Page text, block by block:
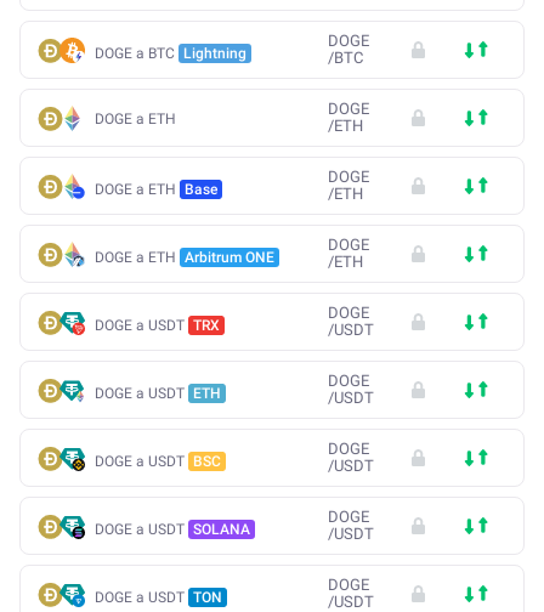
DOGE a BTC Lightning
DOGE
/BTC
DOGE a ETH
DOGE
/ETH
DOGE a ETH Base
DOGE
/ETH
DOGE a ETH Arbitrum ONE
DOGE
/ETH
DOGE a USDT TRX
DOGE
/USDT
DOGE a USDT ETH
DOGE
/USDT
DOGE a USDT BSC
DOGE
/USDT
DOGE a USDT SOLANA
DOGE
/USDT
DOGE a USDT TON
DOGE
/USDT